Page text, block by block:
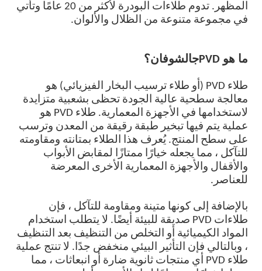
المظهر. تدوم طلاءات البودرة لأكثر من 20 عامًا وتأتي
في مجموعة متنوعة من الظلال والألوان.
ما هو PVD جالشوفان؟
طلاء PVD (أو طلاء ترسيب البخار الفيزيائي) هو
معالجة سطحية عالية الجودة تحظى بشعبية متزايدة
لاستخدامها في الأجهزة المعمارية. طلاء PVD هو
عملية يتم فيها تبخير طبقة رقيقة من المعدن وترسب
على سطح المنتج. يُعرف هذا الطلاء بمتانته ومقاومته
للتآكل ، مما يجعله خيارًا ممتازًا لمقابض الأبواب
والأقفال والأجهزة المعمارية الأخرى المعرضة
للعناصر.
بالإضافة إلى كونها متينة ومقاومة للتآكل ، فإن
طلاءات PVD صديقة للبيئة أيضًا. لا يتطلب استخدام
المواد الكيميائية أو التخلص من التنظيف بعد التنظيف
، وبالتالي فإن التأثير البيئي منخفض جدًا. لا تنتج عملية
طلاء PVD أي منتجات ثانوية ضارة أو انبعاثات ، مما